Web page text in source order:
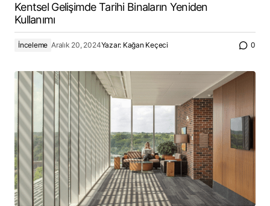
Kentsel Gelişimde Tarihi Binaların Yeniden
Kullanımı
İnceleme Aralık 20, 2024Yazar: Kağan Keçeci 0